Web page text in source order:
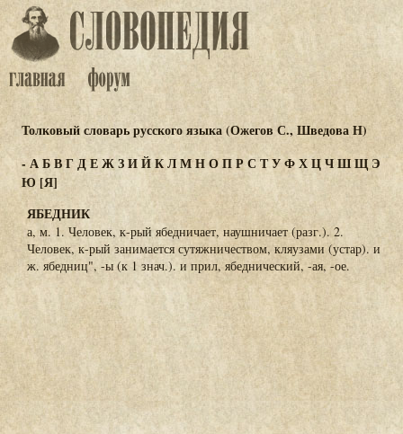
Толковый словарь русского языка (Ожегов С., Шведова Н)
-АБВГДЕЖЗИЙКЛМНОПР СТУФХЦЧШЩ Э
Ю [Я]
ЯБЕДНИК
а, м. 1. Человек, к-рый ябедничает, наушничает (разг.). 2.
Человек, к-рый занимается сутяжничеством, кляузами (устар). и
ж. ябедниц", -ы (к 1 знач.). и прил, ябеднический, -ая, -ое.